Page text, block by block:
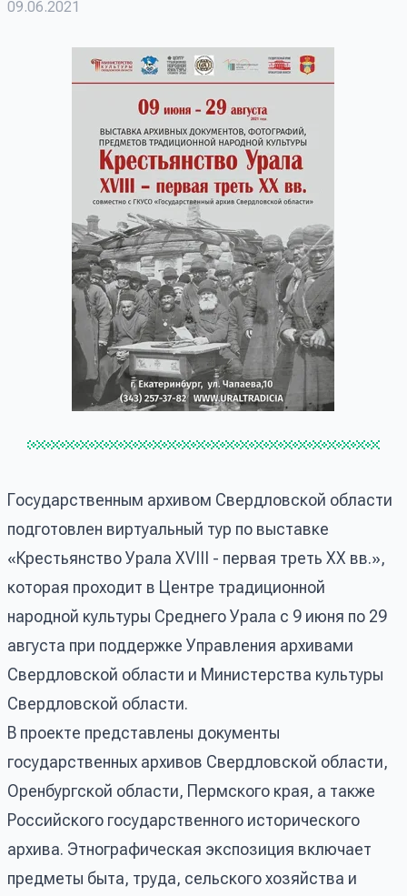
09.06.2021
Государственным архивом Свердловской области
подготовлен виртуальный тур по выставке
«Крестьянство Урала XVIII - первая треть ХХ вв.»,
которая проходит в Центре традиционной
народной культуры Среднего Урала с 9 июня по 29
августа при поддержке Управления архивами
Свердловской области и Министерства культуры
Свердловской области.
В проекте представлены документы
государственных архивов Свердловской области,
Оренбургской области, Пермского края, а также
Российского государственного исторического
архива. Этнографическая экспозиция включает
предметы быта, труда, сельского хозяйства и